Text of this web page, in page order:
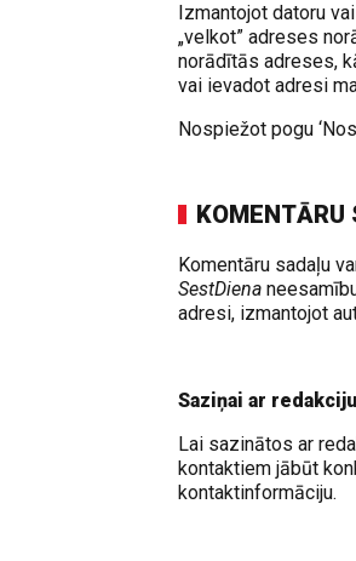
Izmantojot datoru
„velkot” adreses
norādītās adreses,
vai ievadot adresi
Nospiežot pogu
KOMENTĀRU
Komentāru sadaļu
SestDiena
adresi, izmantojot
Saziņai ar redakciju
Lai sazinātos ar
kontaktiem jābūt
kontaktinformāciju.